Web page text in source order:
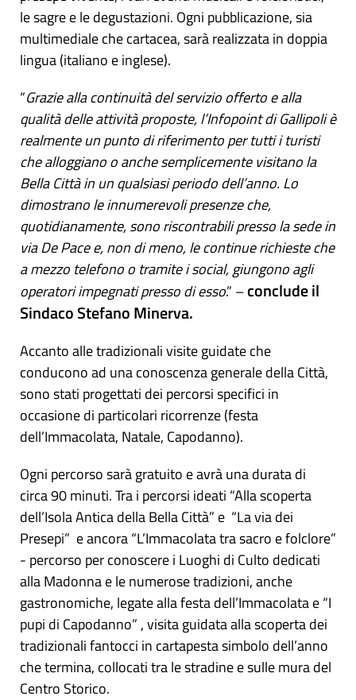
le sagre e le degustazioni. Ogni pubblicazione, sia
multimediale che cartacea, sarà realizzata in doppia
lingua (italiano e inglese).
“Grazie alla continuità del servizio offerto e alla
qualità delle attività proposte, l’Infopoint di Gallipoli è
realmente un punto di riferimento per tutti i turisti
che alloggiano o anche semplicemente visitano la
Bella Città in un qualsiasi periodo dell’anno. Lo
dimostrano le innumerevoli presenze che,
quotidianamente, sono riscontrabili presso la sede in
via De Pace e, non di meno, le continue richieste che
a mezzo telefono o tramite i social, giungono agli
operatori impegnati presso di esso.” –conclude il
Sindaco Stefano Minerva.
Accanto alle tradizionali visite guidate che
conducono ad una conoscenza generale della Città,
sono stati progettati dei percorsi specifici in
occasione di particolari ricorrenze (festa
dell’Immacolata, Natale, Capodanno).
Ogni percorso sarà gratuito e avrà una durata di
circa 90 minuti. Tra i percorsi ideati “Alla scoperta
dell’Isola Antica della Bella Città” e “La via dei
Presepi” e ancora “L’Immacolata tra sacro e folclore”
- percorso per conoscere i Luoghi di Culto dedicati
alla Madonna e le numerose tradizioni, anche
gastronomiche, legate alla festa dell’Immacolata e “I
pupi di Capodanno” , visita guidata alla scoperta dei
tradizionali fantocci in cartapesta simbolo dell’anno
che termina, collocati tra le stradine e sulle mura del
Centro Storico.